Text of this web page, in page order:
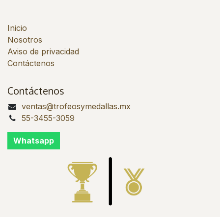
Inicio
Nosotros
Aviso de privacidad
Contáctenos
Contáctenos
ventas@trofeosymedallas.mx
55-3455-3059
Whatsapp